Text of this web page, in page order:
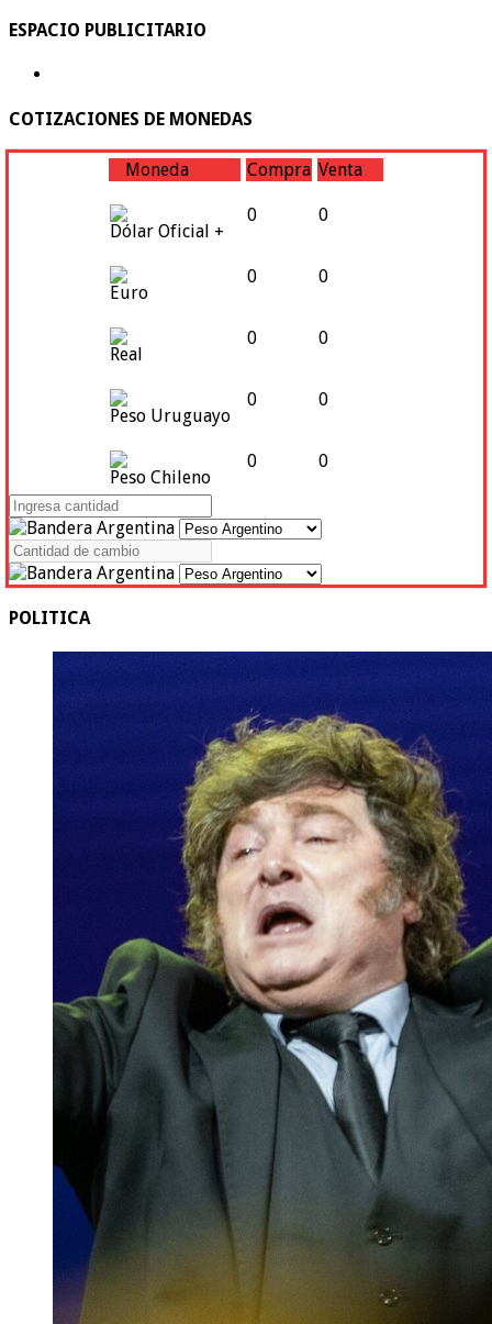
ESPACIO PUBLICITARIO
COTIZACIONES DE MONEDAS
Moneda Compra Venta
Dólar Oficial +
0 0
Euro
0 0
Real
0 0
Peso Uruguayo
0 0
Peso Chileno
0 0
POLITICA